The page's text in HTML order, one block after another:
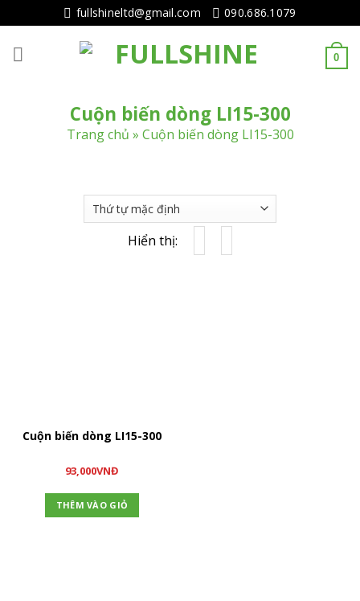
tục
tới
fullshineltd@gmail.com 090.686.1079
0
Cuộn biến dòng LI15-300
Trang chủ » Cuộn biến dòng LI15-300
Hiển thị:
Cuộn biến dòng LI15-300
93,000VNĐ
THÊM VÀO GIỎ